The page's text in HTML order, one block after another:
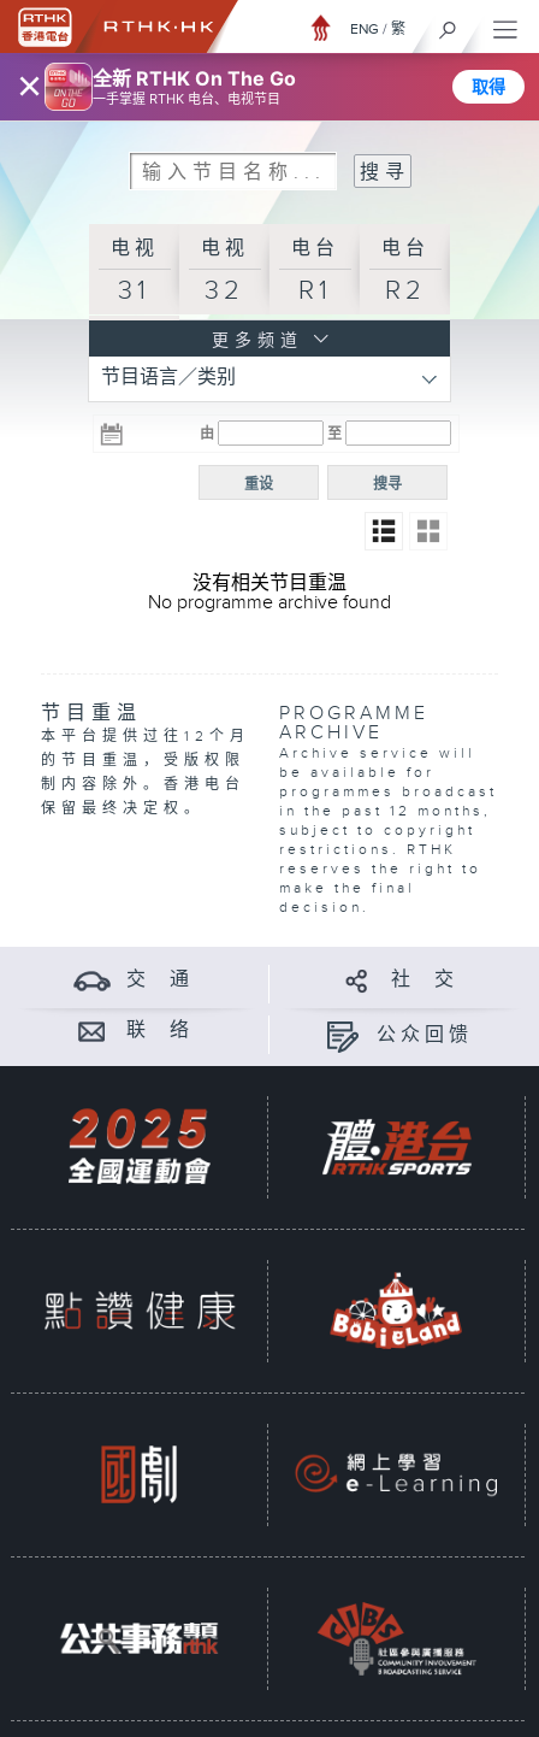
× 全新 RTHK On The Go
一手掌握 RTHK 电台、电视节目
取得
ENG / 繁
电视
31
电视
32
电台
R1
电台
R2
R3
电台 电台
R5
电台
普通
更多频道
节目语言／类别
由 至
搜寻
重设
没有相关节目重温
No programme archive found
节目重温
本平台提供过往12个月
的节目重温，受版权限
制内容除外。香港电台
保留最终决定权。
PROGRAMME
ARCHIVE
Archive service will
be available for
programmes broadcast
in the past 12 months,
subject to copyright
restrictions. RTHK
reserves the right to
make the final
decision.
交 通 社 交
联 络 公众回馈